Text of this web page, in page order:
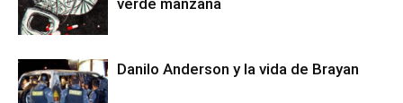
verde manzana
Danilo Anderson y la vida de Brayan